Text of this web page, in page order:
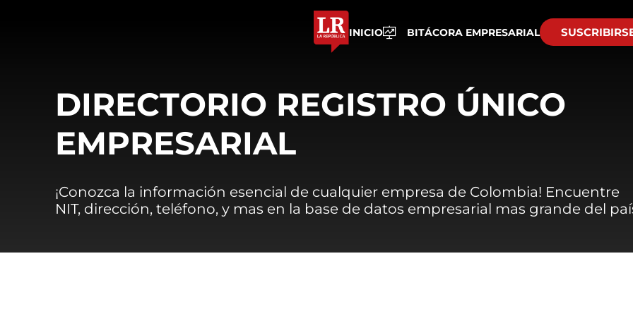
INICIO BITÁCORA EMPRESARIAL
DIRECTORIO REGISTRO ÚNICO
EMPRESARIAL
¡Conozca la información esencial de cualquier empresa de Colombia! Encuentre
NIT, dirección, teléfono, y mas en la base de datos empresarial mas grande del